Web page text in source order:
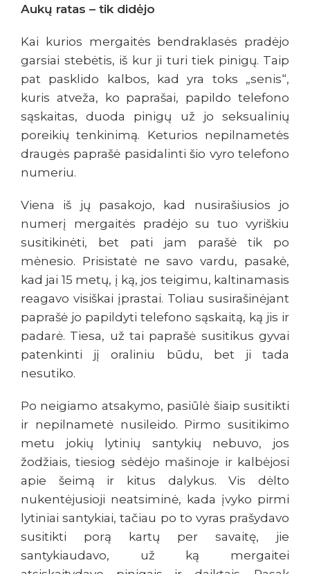
Aukų ratas – tik didėjo
Kai kurios mergaitės bendraklasės pradėjo
garsiai stebėtis, iš kur ji turi tiek pinigų. Taip
pat pasklido kalbos, kad yra toks „senis“,
kuris atveža, ko paprašai, papildo telefono
sąskaitas, duoda pinigų už jo seksualinių
poreikių tenkinimą. Keturios nepilnametės
draugės paprašė pasidalinti šio vyro telefono
numeriu.
Viena iš jų pasakojo, kad nusirašiusios jo
numerį mergaitės pradėjo su tuo vyriškiu
susitikinėti, bet pati jam parašė tik po
mėnesio. Prisistatė ne savo vardu, pasakė,
kad jai 15 metų, į ką, jos teigimu, kaltinamasis
reagavo visiškai įprastai. Toliau susirašinėjant
paprašė jo papildyti telefono sąskaitą, ką jis ir
padarė. Tiesa, už tai paprašė susitikus gyvai
patenkinti jį oraliniu būdu, bet ji tada
nesutiko.
Po neigiamo atsakymo, pasiūlė šiaip susitikti
ir nepilnametė nusileido. Pirmo susitikimo
metu jokių lytinių santykių nebuvo, jos
žodžiais, tiesiog sėdėjo mašinoje ir kalbėjosi
apie šeimą ir kitus dalykus. Vis dėlto
nukentėjusioji neatsiminė, kada įvyko pirmi
lytiniai santykiai, tačiau po to vyras prašydavo
susitikti porą kartų per savaitę, jie
santykiaudavo, už ką mergaitei